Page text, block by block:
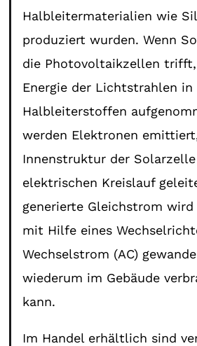
Halbleitermaterialien wie
produziert wurden. Wenn
die Photovoltaikzellen
Energie der Lichtstrahlen in
Halbleiterstoffen
werden Elektronen
Innenstruktur der
elektrischen Kreislauf
generierte Gleichstrom wird
mit Hilfe eines
Wechselstrom (AC)
wiederum im Gebäude
kann.
Im Handel erhältlich sind